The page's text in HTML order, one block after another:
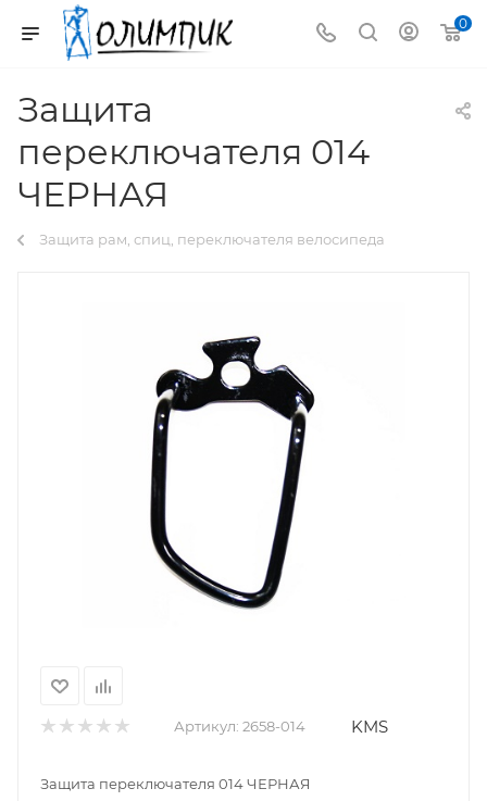
0
Защита
переключателя 014
ЧЕРНАЯ
Защита рам, спиц, переключателя велосипеда
Артикул: 2658-014 KMS
Защита переключателя 014 ЧЕРНАЯ